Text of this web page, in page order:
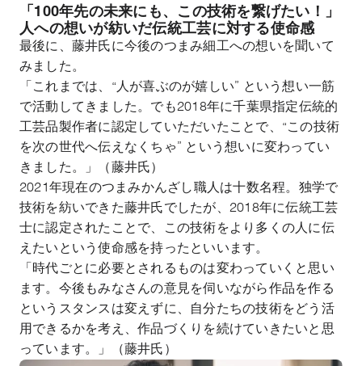
「100年先の未来にも、この技術を繋げたい！」
人への想いが紡いだ伝統工芸に対する使命感
最後に、藤井氏に今後のつまみ細工への想いを聞いて
みました。
「これまでは、“人が喜ぶのが嬉しい” という想い一筋
で活動してきました。でも2018年に千葉県指定伝統的
工芸品製作者に認定していただいたことで、“この技術
を次の世代へ伝えなくちゃ” という想いに変わってい
きました。」（藤井氏）
2021年現在のつまみかんざし職人は十数名程。独学で
技術を紡いできた藤井氏でしたが、2018年に伝統工芸
士に認定されたことで、この技術をより多くの人に伝
えたいという使命感を持ったといいます。
「時代ごとに必要とされるものは変わっていくと思い
ます。今後もみなさんの意見を伺いながら作品を作る
というスタンスは変えずに、自分たちの技術をどう活
用できるかを考え、作品づくりを続けていきたいと思
っています。」（藤井氏）